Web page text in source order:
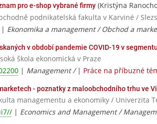
pro e-shop vybrané firmy (Kristýna
podnikatelská fakulta v Karviné /
| Ekonomika a management / Obchod a
v období pandemie COVID-19 v
škola ekonomická v Praze
| Management / | Práce na příbuzné
- poznatky z maloobchodního trhu ve
managementu a ekonomiky / Univerzita
| Economics and Management /